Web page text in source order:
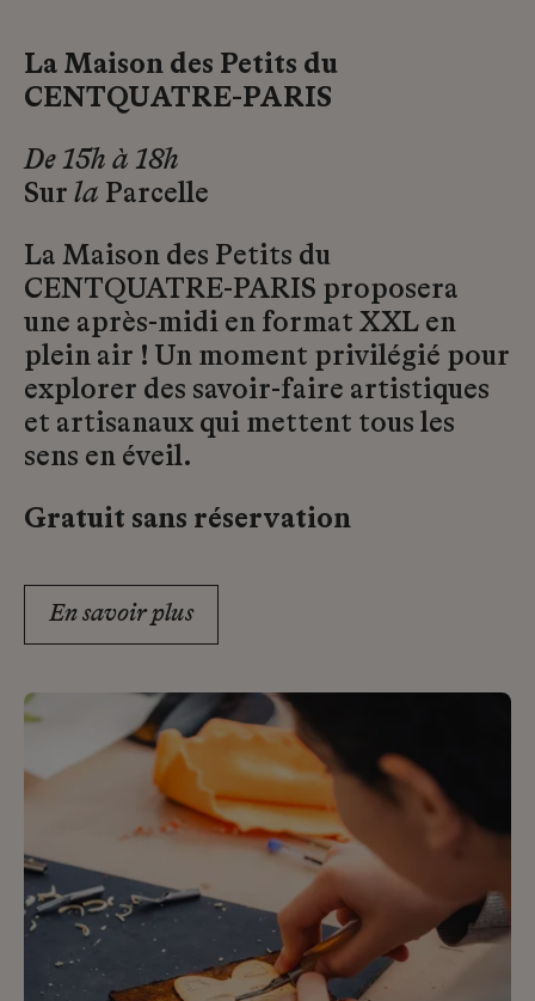
La Maison des Petits du
CENTQUATRE-PARIS
De 15h à 18h
Sur la Parcelle
La Maison des Petits du
CENTQUATRE-PARIS proposera
une après-midi en format XXL en
plein air ! Un moment privilégié pour
explorer des savoir-faire artistiques
et artisanaux qui mettent tous les
sens en éveil.
Gratuit sans réservation
En savoir plus